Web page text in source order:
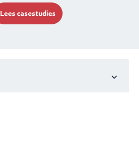
Lees casestudies